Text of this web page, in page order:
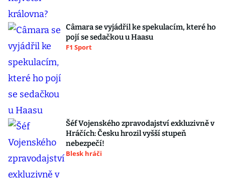
Câmara se vyjádřil ke spekulacím, které ho
pojí se sedačkou u Haasu
F1 Sport
Šéf Vojenského zpravodajství exkluzivně v
Hráčích: Česku hrozil vyšší stupeň
nebezpečí!
Blesk hráči